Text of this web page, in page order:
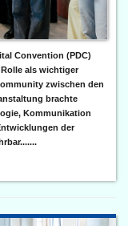
Convention (PDC)
als wichtiger
zwischen den
brachte
Kommunikation
der